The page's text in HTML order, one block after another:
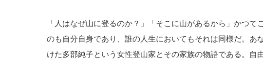
「人はなぜ山に登るのか？」「そこに山があるから」かつ
のも自分自身であり、誰の人生においてもそれは同様だ。あ
けた多部純子という女性登山家とその家族の物語である。自